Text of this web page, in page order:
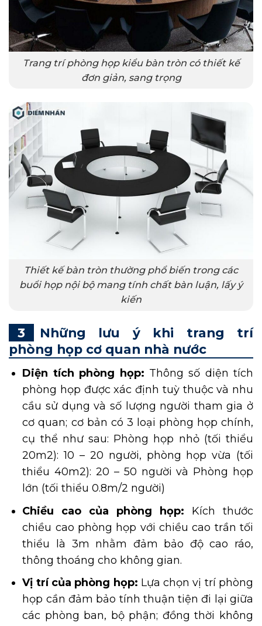
Trang trí phòng họp kiểu bàn tròn có thiết kế
đơn giản, sang trọng
Thiết kế bàn tròn thường phổ biến trong các
buổi họp nội bộ mang tính chất bàn luận, lấy ý
kiến
Những lưu ý khi trang trí
phòng họp cơ quan nhà nước
Diện tích phòng họp: Thông số diện tích
phòng họp được xác định tuỳ thuộc và nhu
cầu sử dụng và số lượng người tham gia ở
cơ quan; cơ bản có 3 loại phòng họp chính,
cụ thể như sau: Phòng họp nhỏ (tối thiểu
20m2): 10 – 20 người, phòng họp vừa (tối
thiểu 40m2): 20 – 50 người và Phòng họp
lớn (tối thiểu 0.8m/2 người)
Chiều cao của phòng họp: Kích thước
chiều cao phòng họp với chiều cao trần tối
thiểu là 3m nhằm đảm bảo độ cao ráo,
thông thoáng cho không gian.
Vị trí của phòng họp: Lựa chọn vị trí phòng
họp cần đảm bảo tính thuận tiện đi lại giữa
các phòng ban, bộ phận; đồng thời không